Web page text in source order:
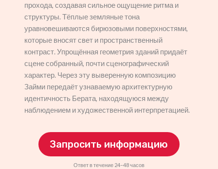
прохода, создавая сильное ощущение ритма и
структуры. Тёплые земляные тона
уравновешиваются бирюзовыми поверхностями,
которые вносят свет и пространственный
контраст. Упрощённая геометрия зданий придаёт
сцене собранный, почти сценографический
характер. Через эту выверенную композицию
Займи передаёт узнаваемую архитектурную
идентичность Берата, находящуюся между
наблюдением и художественной интерпретацией.
Запросить информацию
Ответ в течение 24–48 часов